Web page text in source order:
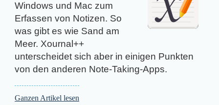
Windows und Mac zum
Erfassen von Notizen. So
was gibt es wie Sand am
Meer. Xournal++
unterscheidet sich aber in einigen Punkten
von den anderen Note-Taking-Apps.
Ganzen Artikel lesen